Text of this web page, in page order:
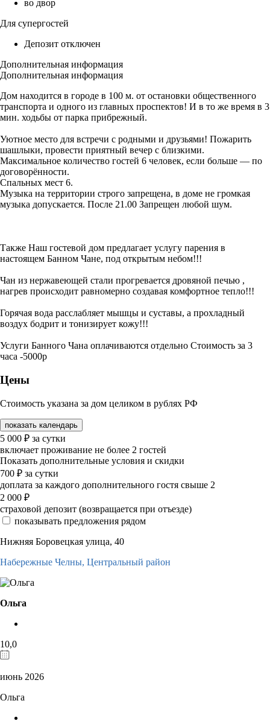
во двор
Для супергостей
Депозит отключен
Дополнительная информация
Дополнительная информация
Дом находится в городе в 100 м. от остановки общественного
транспорта и одного из главных проспектов! И в то же время в 3
мин. ходьбы от парка прибрежный.
Уютное место для встречи с родными и друзьями! Пожарить
шашлыки, провести приятный вечер с близкими.
Максимальное количество гостей 6 человек, если больше — по
договорённости.
Спальных мест 6.
Музыка на территории строго запрещена, в доме не громкая
музыка допускается. После 21.00 Запрещен любой шум.
Также Наш гостевой дом предлагает услугу парения в
настоящем Банном Чане, под открытым небом!!!
Чан из нержавеющей стали прогревается дровяной печью ,
нагрев происходит равномерно создавая комфортное тепло!!!
Горячая вода расслабляет мышцы и суставы, а прохладный
воздух бодрит и тонизирует кожу!!!
Услуги Банного Чана оплачиваются отдельно Стоимость за 3
часа -5000р
Цены
Стоимость указана за дом целиком в рублях РФ
показать календарь
5 000 ₽ за сутки
включает проживание не более 2 гостей
Показать дополнительные условия и скидки
700 ₽ за сутки
доплата за каждого дополнительного гостя свыше 2
2 000 ₽
страховой депозит (возвращается при отъезде)
показывать предложения рядом
Нижняя Боровецкая улица, 40
Набережные Челны, Центральный район
Ольга
10,0
июнь 2026
Ольга